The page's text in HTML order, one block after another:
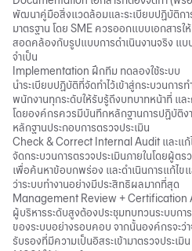
พัฒนาคู่มือสิ่งแวดล้อมและระเบียบปฏิบัติก
มาตรฐาน โดย SME ควรออกแบบเอกสารให้
สอดคล้องกับรูปแบบการดำเนินงานจริง แบ
จำเป็น
Implementation ฝึกทีม ทดลองใช้ระบบ
นำระเบียบปฏิบัติที่จัดทำไว้เข้าสู่กระบวนกา
พนักงานทุกระดับให้รับรู้ถึงบทบาทหน้าที่ แล
โดยองค์กรควรมีบันทึกหลักฐานการปฏิบัติง
หลักฐานประกอบการตรวจประเมิน
Check & Correct Internal Audit และแก้
จัดกระบวนการตรวจประเมินภายในโดยผู้ต
เพื่อค้นหาข้อบกพร่อง และดำเนินการแก้ไข
ว่าระบบทำงานอย่างมีประสิทธิผลมากที่สุด
Management Review + Certification
ผู้บริหารระดับสูงต้องประชุมทบทวนระบบก
ของระบบอย่างรอบคอบ จากนั้นองค์กรจะว่
รับรองที่มีความเป็นอิสระเข้ามาตรวจประเ